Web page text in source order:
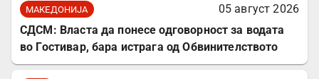
МАКЕДОНИЈА
05 август 2026
СДСМ: Власта да понесе одговорност за водата
во Гостивар, бара истрага од Обвинителството